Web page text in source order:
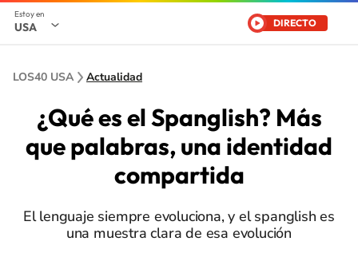
USA DIRECTO
LOS40 USA Actualidad
¿Qué es el Spanglish? Más
que palabras, una identidad
compartida
El lenguaje siempre evoluciona, y el spanglish es
una muestra clara de esa evolución